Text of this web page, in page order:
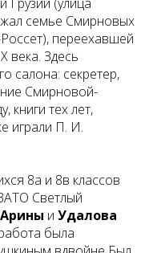
семье Смирновых
переехавшей
века. Здесь
салона: секретер,
Смирновой-
книги тех лет,
играли П. И.
8а и 8в классов
Светлый
и Удалова
была